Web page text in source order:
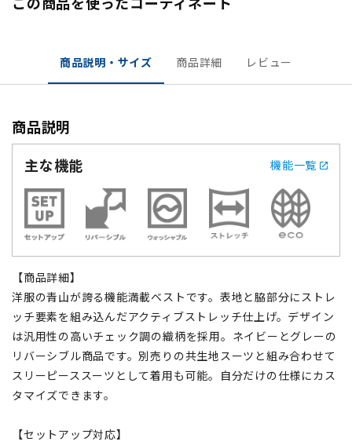
商品説明・サイズ 商品詳細 レビュー
商品説明
主な機能
機能一覧
【商品詳細】
洋服の青山が誇る機能満載ベストです。表地と脇部分にストレ
ッチ要素を組み込んだアクティブストレッチ仕上げ。デザイン
は汎用性の高いチェック調の織柄を採用。ネイビーとグレーの
リバーシブル商品です。別売りの共生地スーツと組み合わせて
スリーピーススーツとして着用も可能。自分だけの仕様にカス
タマイズできます。
【セットアップ対応】